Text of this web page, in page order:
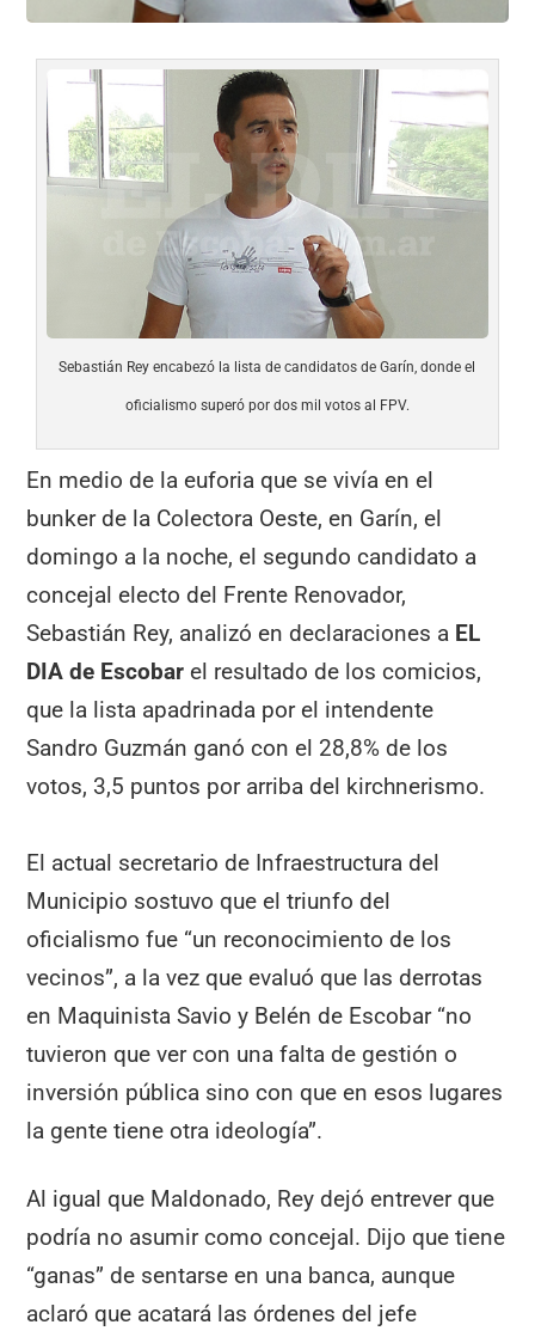
Sebastián Rey encabezó la lista de candidatos de Garín, donde el
oficialismo superó por dos mil votos al FPV.
En medio de la euforia que se vivía en el
bunker de la Colectora Oeste, en Garín, el
domingo a la noche, el segundo candidato a
concejal electo del Frente Renovador,
Sebastián Rey, analizó en declaraciones a EL
DIA de Escobar el resultado de los comicios,
que la lista apadrinada por el intendente
Sandro Guzmán ganó con el 28,8% de los
votos, 3,5 puntos por arriba del kirchnerismo.
El actual secretario de Infraestructura del
Municipio sostuvo que el triunfo del
oficialismo fue “un reconocimiento de los
vecinos”, a la vez que evaluó que las derrotas
en Maquinista Savio y Belén de Escobar “no
tuvieron que ver con una falta de gestión o
inversión pública sino con que en esos lugares
la gente tiene otra ideología”.
Al igual que Maldonado, Rey dejó entrever que
podría no asumir como concejal. Dijo que tiene
“ganas” de sentarse en una banca, aunque
aclaró que acatará las órdenes del jefe